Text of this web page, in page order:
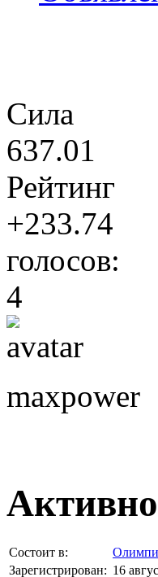
Сила
637.01
Рейтинг
+233.74
голосов:
4
maxpower
Состоит в:
Зарегистрирован: 16